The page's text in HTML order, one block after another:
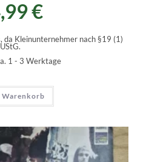
€
Kleinunternehmer nach §19 (1)
UStG.
1 - 3 Werktage
Warenkorb